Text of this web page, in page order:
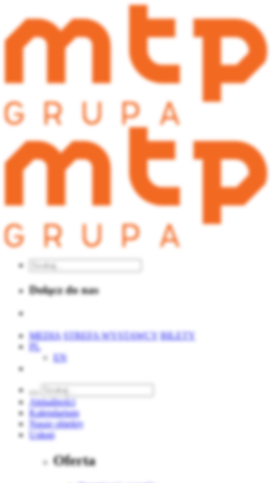
Dołącz do nas
MEDIA STREFA WYSTAWCY BILETY
PL
EN
Aktualności
Kalendarium
Nasze obiekty
Usługi
Oferta